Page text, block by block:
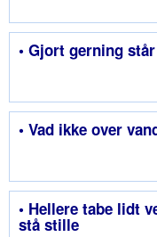
• Gjort gerning
• Vad ikke over
• Hellere tabe lidt
stå stille